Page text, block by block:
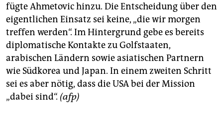
fügte Ahmetovic hinzu. Die Entscheidung über den
eigentlichen Einsatz sei keine, „die wir morgen
treffen werden“. Im Hintergrund gebe es bereits
diplomatische Kontakte zu Golfstaaten,
arabischen Ländern sowie asiatischen Partnern
wie Südkorea und Japan. In einem zweiten Schritt
sei es aber nötig, dass die USA bei der Mission
„dabei sind“. (afp)